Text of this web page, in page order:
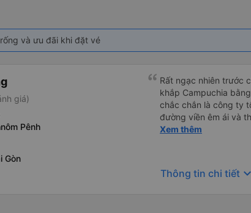
và ưu đãi khi đặt vé
giá)
Pênh
Gòn
Rất ngạc nhiên trước
khắp Campuchia
chắc chắn là công ty
đường viền êm ái và
(Bạn có thể không
Xem thêm
Thông tin chi tiết keyboard_arrow_down